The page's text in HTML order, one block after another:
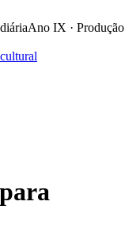
Ano IX · Produção